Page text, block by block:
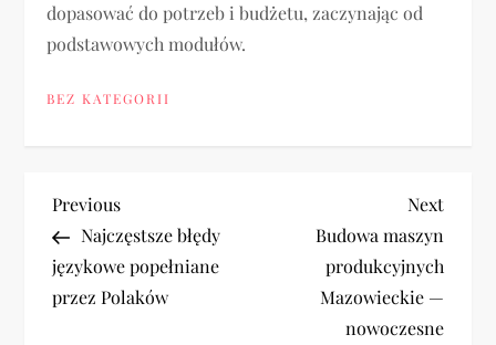
dopasować do potrzeb i budżetu, zaczynając od
podstawowych modułów.
BEZ KATEGORII
N
a
w
Previous
Post
Previous
Najczęstsze błędy
językowe popełniane
przez Polaków
Next
Post
Next
Budowa maszyn
produkcyjnych
Mazowieckie —
nowoczesne